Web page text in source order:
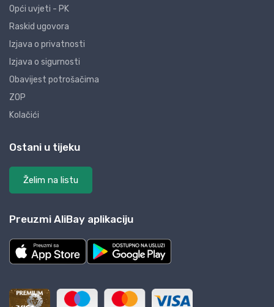
Opći uvjeti - PK
Raskid ugovora
Izjava o privatnosti
Izjava o sigurnosti
Obavijest potrošačima
ZOP
Kolačići
Ostani u tijeku
Želim na listu
Preuzmi AliBay aplikaciju